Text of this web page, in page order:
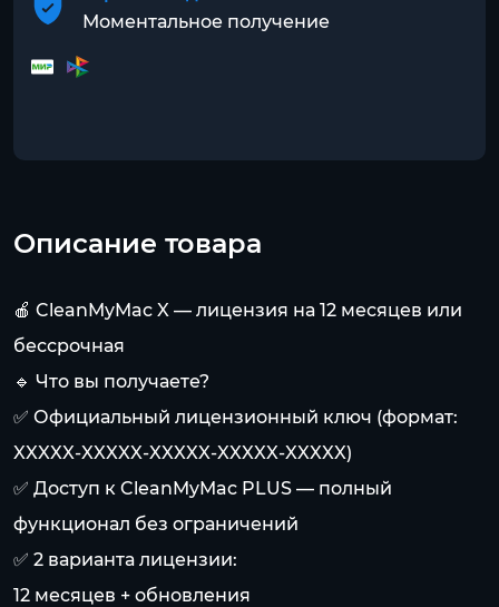
Моментальное получение
Описание товара
🍎 CleanMyMac X — лицензия на 12 месяцев или
бессрочная
🔹 Что вы получаете?
✅ Официальный лицензионный ключ (формат:
XXXXX-XXXXX-XXXXX-XXXXX-XXXXX)
✅ Доступ к CleanMyMac PLUS — полный
функционал без ограничений
✅ 2 варианта лицензии:
12 месяцев + обновления